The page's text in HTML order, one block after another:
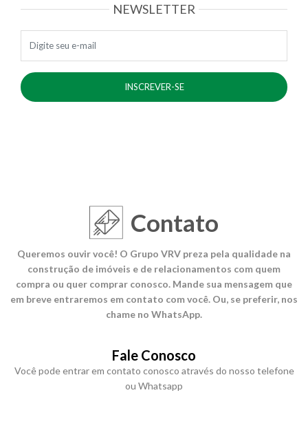
NEWSLETTER
Contato
Queremos ouvir você! O Grupo VRV preza pela qualidade na
construção de imóveis e de relacionamentos com quem
compra ou quer comprar conosco. Mande sua mensagem que
em breve entraremos em contato com você. Ou, se preferir, nos
chame no WhatsApp.
Fale Conosco
Você pode entrar em contato conosco através do nosso telefone
ou Whatsapp